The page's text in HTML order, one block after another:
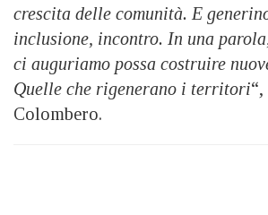
crescita delle comunità. E
inclusione, incontro. In una
ci auguriamo possa costruire
Quelle che rigenerano i territori
Colombero.